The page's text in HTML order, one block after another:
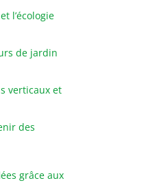
l’écologie
de jardin
verticaux et
des
grâce aux